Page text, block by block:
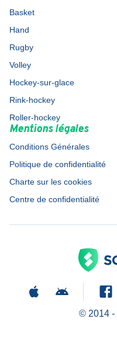
Basket
Hand
Rugby
Volley
Hockey-sur-glace
Rink-hockey
Roller-hockey
Mentions légales
Conditions Générales
Politique de confidentialité
Charte sur les cookies
Centre de confidentialité
© 2014 -